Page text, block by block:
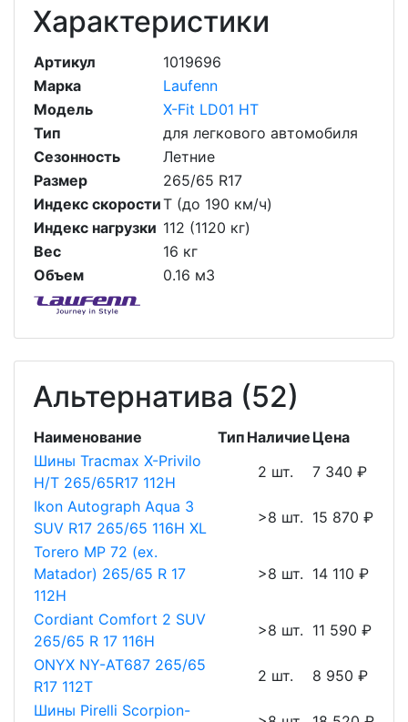
Характеристики
Артикул
1019696
Марка
Laufenn
Модель
X-Fit LD01 HT
Тип
для легкового автомобиля
Сезонность
Летние
Размер
265/65 R17
Индекс скоростиT (до 190 км/ч)
Индекс нагрузки 112 (1120 кг)
Вес
16 кг
Объем
0.16 м3
Альтернатива (52)
Наименование Тип Наличие Цена
Шины Tracmax X-Privilo
H/T 265/65R17 112H
2 шт.
7 340 ₽
Ikon Autograph Aqua 3
SUV R17 265/65 116H XL
>8 шт. 15 870 ₽
Torero MP 72 (ex.
Matador) 265/65 R 17
112H
>8 шт. 14 110 ₽
Cordiant Comfort 2 SUV
265/65 R 17 116H
>8 шт. 11 590 ₽
ONYX NY-AT687 265/65
R17 112T
2 шт.
8 950 ₽
Шины Pirelli Scorpion-